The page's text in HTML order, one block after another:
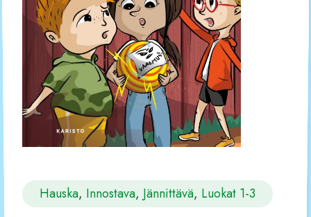
Hauska, Innostava, Jännittävä, Luokat 1-3